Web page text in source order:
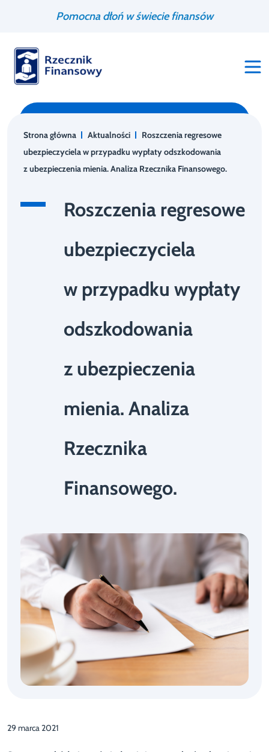
Pomocna dłoń w świecie finansów
Strona główna Aktualności
Roszczenia regresowe
ubezpieczyciela w przypadku wypłaty odszkodowania
z ubezpieczenia mienia. Analiza Rzecznika Finansowego.
Roszczenia regresowe
ubezpieczyciela
w przypadku wypłaty
odszkodowania
z ubezpieczenia
mienia. Analiza
Rzecznika
Finansowego.
29 marca 2021